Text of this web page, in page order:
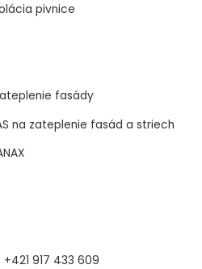
pivnice
fasády
na zateplenie fasád a striech
+421 917 433 609